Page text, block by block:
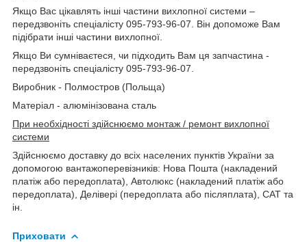
Якщо Вас цікавлять інші частини вихлопної системи –
передзвоніть спеціалісту 095-793-96-07. Він допоможе Вам
підібрати інші частини вихлопної.
Якщо Ви сумніваєтеся, чи підходить Вам ця запчастина -
передзвоніть спеціалісту 095-793-96-07.
Виробник - Полмостров (Польща)
Матеріал - алюмінізована сталь
При необхідності здійснюємо монтаж / ремонт вихлопної
системи
Здійснюємо доставку до всіх населених пунктів України за
допомогою вантажоперевізників: Нова Пошта (накладений
платіж або передоплата), Автолюкс (накладений платіж або
передоплата), Делівері (передоплата або післяплата), САТ та
ін.
Приховати